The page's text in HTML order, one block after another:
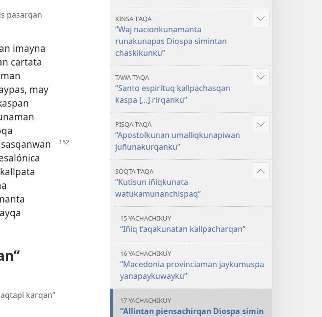
pasarqan
imayna
cartata
may
karqan”
KINSA T’AQA
“Waj nacionkunamanta
runakunapas Diospa simintan
chaskikunku”
Mostrar
TAWA T’AQA
“Santo espirituq kallpachasqan
kaspa [...] rirqanku”
Mostrar
PISQA T’AQA
“Apostolkunan umalliqkunapiwan
juñunakurqanku”
Mostrar
SOQTA T’AQA
“Kutisun iñiqkunata
watukamunanchispaq”
Mostrar
15 YACHACHIKUY
“Iñiq t’aqakunatan kallpacharqan”
16 YACHACHIKUY
“Macedonia provinciaman jaykumuspa
yanapaykuwayku”
17 YACHACHIKUY
“Allintan piensachirqan Diospa simin